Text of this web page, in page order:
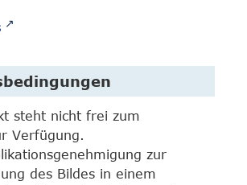
steht nicht frei zum
Verfügung.
zur
des Bildes in einem